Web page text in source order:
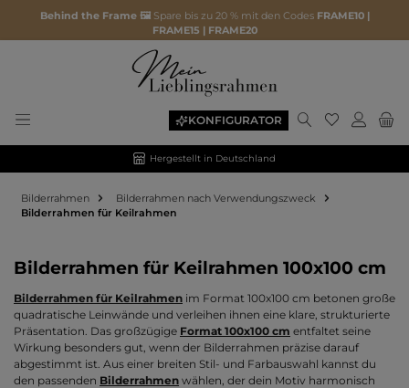
Behind the Frame 🖼️ Spare bis zu 20 % mit den Codes FRAME10 |
FRAME15 | FRAME20
KONFIGURATOR Du hast 0
Hergestellt in Deutschland
Bilderrahmen
Bilderrahmen nach Verwendungszweck
Bilderrahmen für Keilrahmen
Bilderrahmen für Keilrahmen 100x100 cm
Bilderrahmen für Keilrahmen im Format 100x100 cm betonen große
quadratische Leinwände und verleihen ihnen eine klare, strukturierte
Präsentation. Das großzügige Format 100x100 cm entfaltet seine
Wirkung besonders gut, wenn der Bilderrahmen präzise darauf
abgestimmt ist. Aus einer breiten Stil- und Farbauswahl kannst du
den passenden Bilderrahmen wählen, der dein Motiv harmonisch